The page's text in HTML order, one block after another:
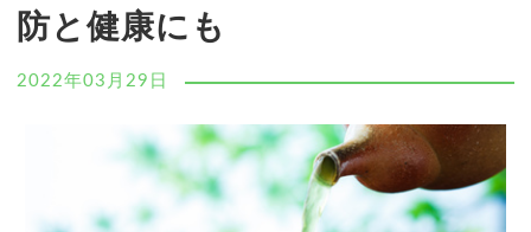
防と健康にも
2022年03月29日